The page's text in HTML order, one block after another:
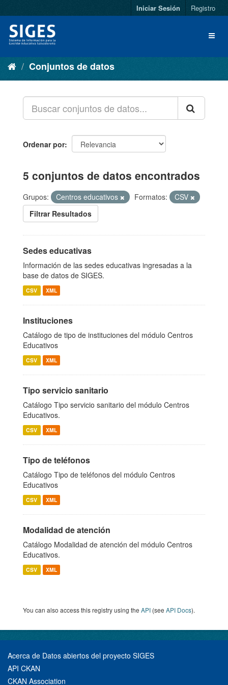
Iniciar Sesión Registro
Conjuntos de datos
Ordenar por
5 conjuntos de datos encontrados
Grupos: Centros educativos Formatos:
CSV
Filtrar Resultados
Sedes educativas
Información de las sedes educativas ingresadas a la
base de datos de SIGES.
CSV XML
Instituciones
Catálogo de tipo de instituciones del módulo Centros
Educativos
CSV XML
Tipo servicio sanitario
Catálogo Tipo servicio sanitario del módulo Centros
Educativos.
CSV XML
Tipo de teléfonos
Catálogo Tipo de teléfonos del módulo Centros
Educativos
CSV XML
Modalidad de atención
Catálogo Modalidad de atención del módulo Centros
Educativos.
CSV XML
You can also access this registry using the API (see API Docs).
Acerca de Datos abiertos del proyecto SIGES
API CKAN
CKAN Association